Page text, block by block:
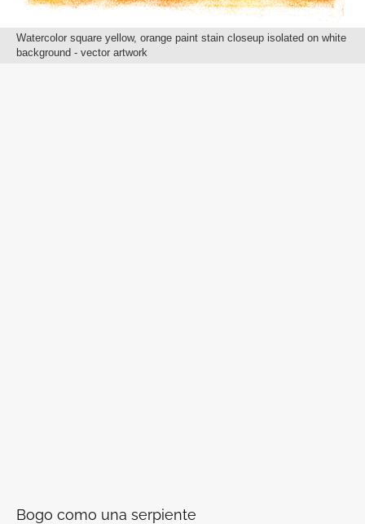
Watercolor square yellow, orange paint stain closeup isolated on white
background - vector artwork
Bogo como una serpiente